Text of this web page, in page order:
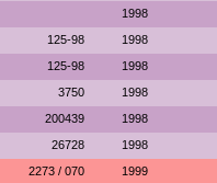
1998
125-98 1998
125-98 1998
3750 1998
200439 1998
26728 1998
2273 / 070 1999